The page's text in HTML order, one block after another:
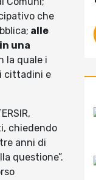
che
alle
una
la quale i
cittadini e
chiedendo
anni di
questione”.